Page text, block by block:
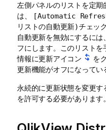
左側パネルのリストを定
は、
[Automatic
リストの自動更新)チェッ
自動更新を無効にするに
フにします。このリスト
情報に更新アイコン
を
更新機能がオフになってい
永続的に更新状態を変更
を許可する必要があります。